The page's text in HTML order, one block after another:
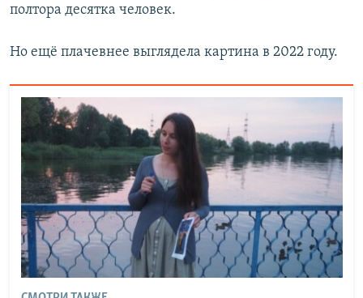
полтора десятка человек.
Но ещё плачевнее выглядела картина в 2022 году.